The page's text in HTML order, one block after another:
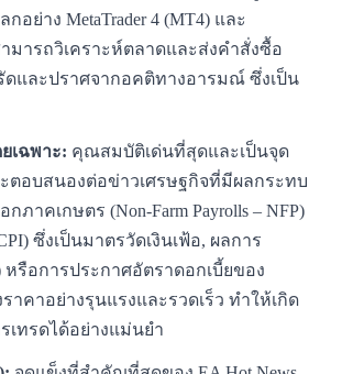
าง MetaTrader 4 (MT4) และ
มารถวิเคราะห์ตลาดและส่งคำสั่งซื้อ
และปราศจากอคติทางอารมณ์ ซึ่งเป็น
เฉพาะ: คุณสมบัติเด่นที่สุดและเป็นจุด
ตอบสนองต่อข่าวเศรษฐกิจที่มีผลกระทบ
ภาคเกษตร (Non-Farm Payrolls – NFP)
ซึ่งเป็นมาตรวัดเงินเฟ้อ, ผลการ
หรือการประกาศอัตราดอกเบี้ยของ
คาอย่างรุนแรงและรวดเร็ว ทำให้เกิด
เทรดได้อย่างแม่นยำ